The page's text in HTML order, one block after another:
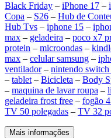
Black Friday – iPhone 17 –
Copa – S26 – Hub de
Hub Tvs – iphone 15 –
max – geladeira – poco x7
protein – microondas –
max – celular samsung –
ventilador– nintendo switch
– tablet – Bicicleta – Body
– maquina de lavar roupa –
geladeira frost free – fogão
TV 50 polegadas – TV 32
Mais informações